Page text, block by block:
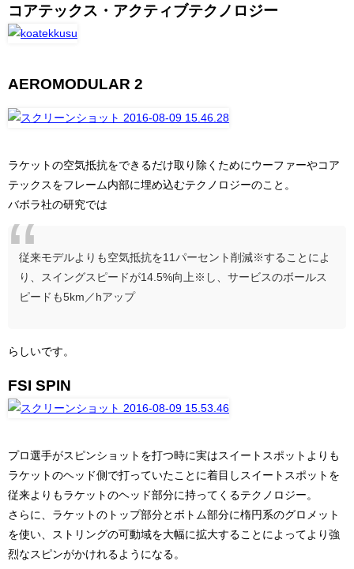
コアテックス・アクティブテクノロジー
AEROMODULAR 2
ラケットの空気抵抗をできるだけ取り除くためにウーファーやコア
テックスをフレーム内部に埋め込むテクノロジーのこと。
バボラ社の研究では
従来モデルよりも空気抵抗を11パーセント削減※することによ
り、スイングスピードが14.5%向上※し、サービスのボールス
ピードも5km／hアップ
らしいです。
FSI SPIN
プロ選手がスピンショットを打つ時に実はスイートスポットよりも
ラケットのヘッド側で打っていたことに着目しスイートスポットを
従来よりもラケットのヘッド部分に持ってくるテクノロジー。
さらに、ラケットのトップ部分とボトム部分に楕円系のグロメット
を使い、ストリングの可動域を大幅に拡大することによってより強
烈なスピンがかけれるようになる。